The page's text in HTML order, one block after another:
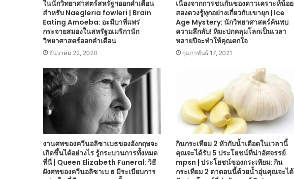
ในนักวิทยาศาสตร์สหรัฐฯออกคำเตือน
สำหรับ Naegleria fowleri | Brain
Eating Amoeba: อะมีบาที่แพร่
กระจายสมองในสหรัฐอเมริกานัก
วิทยาศาสตร์ออกคำเตือน
ธันวาคม 22, 2020
เนื่องจากการชนกันของดาวเคราะห์น้อย
สองดวงรู้ทุกอย่างเกี่ยวกับเขายุก | Ice
Age Mystery: นักวิทยาศาสตร์ค้นพบ
ความลึกลับ! หิมะปกคลุมโลกเป็นเวลา
หลายปีจะทำให้คุณตกใจ
กุมภาพันธ์ 17, 2021
งานศพของควีนอลิซาเบธของอังกฤษจะ
เกิดขึ้นได้อย่างไร รู้กระบวนการทั้งหมด
ที่นี่ | Queen Elizabeth Funeral: วิธี
ฝังศพของควีนอลิซาเบ ธ มีระเบียบการ
กินกระเทียม 2 หัวกับน้ำเดือดในเวลานี้
คุณจะได้รับ 5 ประโยชน์ที่น่าอัศจรรย์
mpsn | ประโยชน์ของกระเทียม: กิน
กระเทียม 2 ตาตอนนี้ด้วยน้ำอุ่นคุณจะได้